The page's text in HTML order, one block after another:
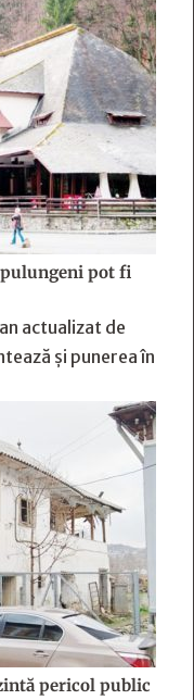
pot fi
actualizat de
și punerea în
pericol public